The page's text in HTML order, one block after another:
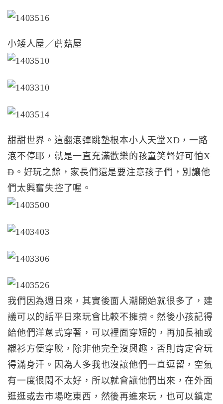
小矮人屋／蘑菇屋
甜甜世界。這翻滾彈跳墊根本小人天堂XD，一路
滾不停耶，就是一直充滿歡樂的孩童笑聲好可怕X
D。好玩之餘，家長們還是要注意孩子們，別讓他
們太興奮失控了喔。
我們因為週日來，其實後面人潮開始就很多了，建
議可以的話平日來玩會比較不擁擠。然後小孩記得
給他們洋蔥式穿著，可以裡面穿短的，再加長袖或
襯衫方便穿脫，除非他完全沒興趣，否則肯定會玩
得滿身汗。因為人多我也沒讓他們一直逗留，空氣
有一度很悶不太好，所以就會讓他們出來，在外面
逛逛或去市場吃東西，然後再進來玩，也可以鎮定